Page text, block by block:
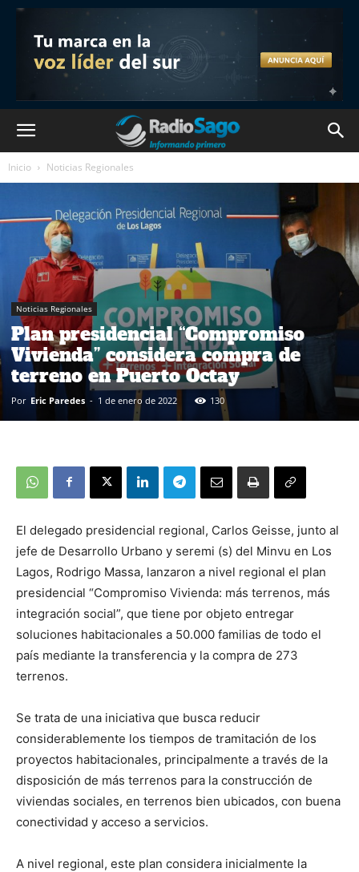
Inicio Noticias Regionales
Noticias Regionales
Plan presidencial “Compromiso
Vivienda” considera compra de
terreno en Puerto Octay
Por Eric Paredes - 1 de enero de 2022 130
El delegado presidencial regional, Carlos Geisse, junto al
jefe de Desarrollo Urbano y seremi (s) del Minvu en Los
Lagos, Rodrigo Massa, lanzaron a nivel regional el plan
presidencial “Compromiso Vivienda: más terrenos, más
integración social”, que tiene por objeto entregar
soluciones habitacionales a 50.000 familias de todo el
país mediante la transferencia y la compra de 273
terrenos.
Se trata de una iniciativa que busca reducir
considerablemente los tiempos de tramitación de los
proyectos habitacionales, principalmente a través de la
disposición de más terrenos para la construcción de
viviendas sociales, en terrenos bien ubicados, con buena
conectividad y acceso a servicios.
A nivel regional, este plan considera inicialmente la